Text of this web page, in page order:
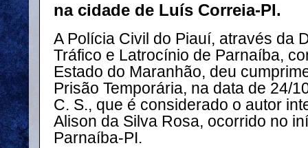
na cidade de Luís Correia-PI.
A Polícia Civil do Piauí, através da
Tráfico e Latrocínio de Parnaíba,
Estado do Maranhão, deu
Prisão Temporária, na data de 24/
C. S., que é considerado o autor
Alison da Silva Rosa, ocorrido no
Parnaíba-PI.